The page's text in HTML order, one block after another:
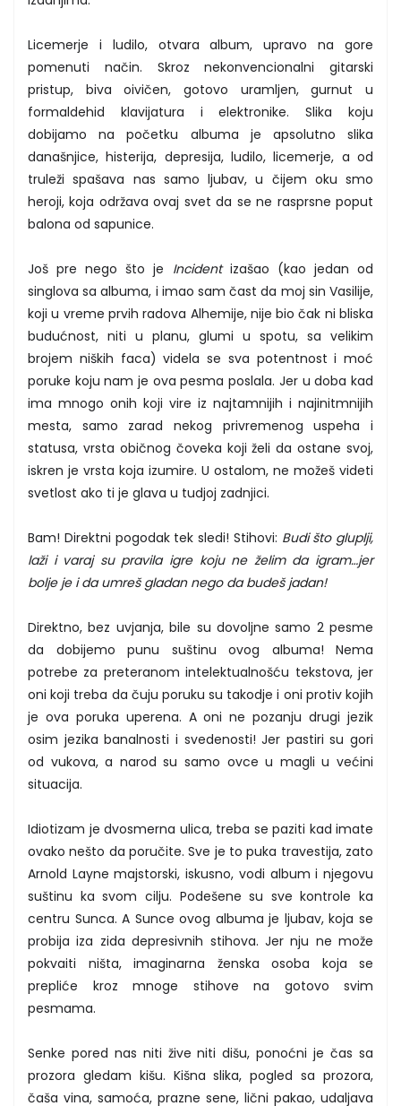
Licemerje i ludilo, otvara album, upravo na gore
pomenuti način. Skroz nekonvencionalni gitarski
pristup, biva oivičen, gotovo uramljen, gurnut u
formaldehid klavijatura i elektronike. Slika koju
dobijamo na početku albuma je apsolutno slika
današnjice, histerija, depresija, ludilo, licemerje, a od
truleži spašava nas samo ljubav, u čijem oku smo
heroji, koja održava ovaj svet da se ne rasprsne poput
balona od sapunice.
Još pre nego što je Incident izašao (kao jedan od
singlova sa albuma, i imao sam čast da moj sin Vasilije,
koji u vreme prvih radova Alhemije, nije bio čak ni bliska
budućnost, niti u planu, glumi u spotu, sa velikim
brojem niških faca) videla se sva potentnost i moć
poruke koju nam je ova pesma poslala. Jer u doba kad
ima mnogo onih koji vire iz najtamnijih i najinitmnijih
mesta, samo zarad nekog privremenog uspeha i
statusa, vrsta običnog čoveka koji želi da ostane svoj,
iskren je vrsta koja izumire. U ostalom, ne možeš videti
svetlost ako ti je glava u tudjoj zadnjici.
Bam! Direktni pogodak tek sledi! Stihovi: Budi što gluplji,
laži i varaj su pravila igre koju ne želim da igram…jer
bolje je i da umreš gladan nego da budeš jadan!
Direktno, bez uvjanja, bile su dovoljne samo 2 pesme
da dobijemo punu suštinu ovog albuma! Nema
potrebe za preteranom intelektualnošću tekstova, jer
oni koji treba da čuju poruku su takodje i oni protiv kojih
je ova poruka uperena. A oni ne pozanju drugi jezik
osim jezika banalnosti i svedenosti! Jer pastiri su gori
od vukova, a narod su samo ovce u magli u većini
situacija.
Idiotizam je dvosmerna ulica, treba se paziti kad imate
ovako nešto da poručite. Sve je to puka travestija, zato
Arnold Layne majstorski, iskusno, vodi album i njegovu
suštinu ka svom cilju. Podešene su sve kontrole ka
centru Sunca. A Sunce ovog albuma je ljubav, koja se
probija iza zida depresivnih stihova. Jer nju ne može
pokvaiti ništa, imaginarna ženska osoba koja se
prepliće kroz mnoge stihove na gotovo svim
pesmama.
Senke pored nas niti žive niti dišu, ponoćni je čas sa
prozora gledam kišu. Kišna slika, pogled sa prozora,
čaša vina, samoća, prazne sene, lični pakao, udaljava